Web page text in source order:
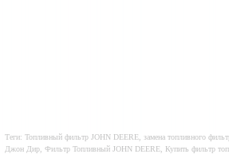
Теги: Топливный фильтр JOHN DEERE, замена топливного
Джон Дир, Фильтр Топливный JOHN DEERE, Купить фильтр